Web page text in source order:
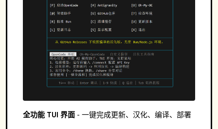
全功能 TUI 界面 - 一键完成更新、汉化、编译、部署